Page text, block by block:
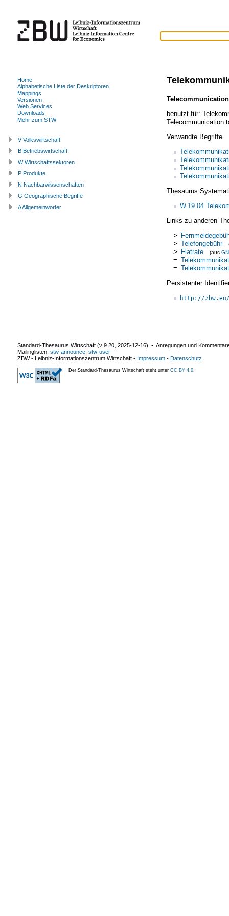
benutzt für:
Telecommunication
Verwandte Begriffe
Thesaurus
W.19.04
Links zu anderen
>
> Telefongebühr
> Flatrate (aus
=
=
Persistenter
http://
Home
Alphabetische Liste der Deskriptoren
Mappings
Versionen
Web Services
Downloads
Mehr zum STW
V Volkswirtschaft
B Betriebswirtschaft
W Wirtschaftssektoren
P Produkte
N Nachbarwissenschaften
G Geographische Begriffe
A Allgemeinwörter
Standard-Thesaurus Wirtschaft (v 9.20 2025-12-16) ▪ Anregungen und
Mailinglisten: stw-announce stw-user
ZBW - Leibniz-Informationszentrum Wirtschaft - Impressum - Datenschutz
Der Standard-Thesaurus Wirtschaft steht unter CC BY 4.0